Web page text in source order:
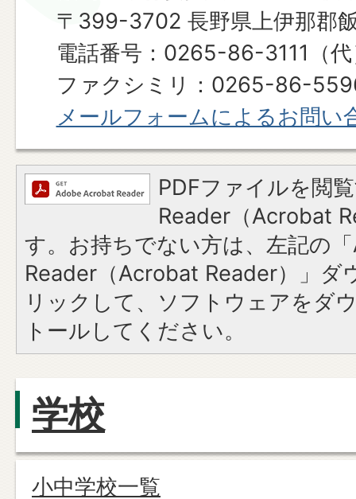
〒399-3702 長野県上伊那郡
電話番号：0265-86-3111（代
ファクシミリ：0265-86-
メールフォームによるお問い
PDFファイルを閲
Reader（Acrobat
す。お持ちでない方は、左記の
Reader（Acrobat Reader）」ダ
リックして、ソフトウェアをダ
トールしてください。
学校
小中学校一覧